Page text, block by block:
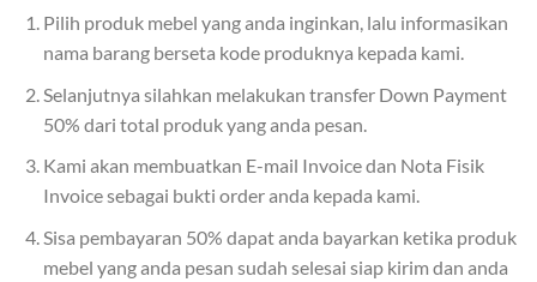
Pilih produk mebel yang anda inginkan, lalu informasikan
nama barang berseta kode produknya kepada kami.
Selanjutnya silahkan melakukan transfer Down Payment
50% dari total produk yang anda pesan.
Kami akan membuatkan E-mail Invoice dan Nota Fisik
Invoice sebagai bukti order anda kepada kami.
Sisa pembayaran 50% dapat anda bayarkan ketika produk
mebel yang anda pesan sudah selesai siap kirim dan anda